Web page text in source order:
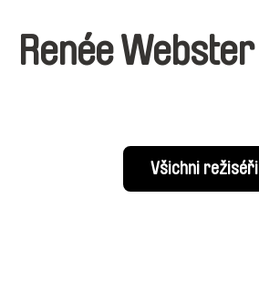
Renée Webster
Všichni režiséři